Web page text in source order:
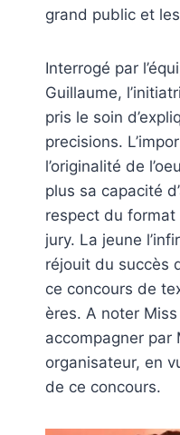
grand public et
Interrogé par
Guillaume,
pris le soin
precisions.
l’originalité de
plus sa capacité
respect du
jury. La jeune
réjouit du succès
ce concours de
ères. A noter
accompagner par
organisateur, en
de ce concours.